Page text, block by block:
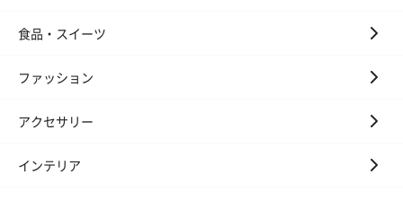
ンセンススティック
（GRAPE
食品・スイーツ
ファッション
アクセサリー
インテリア